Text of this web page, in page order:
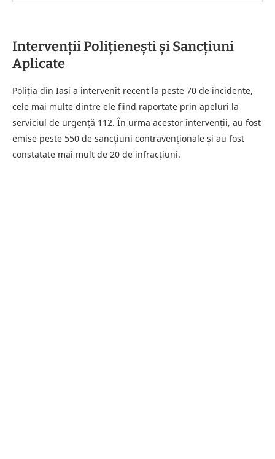
Intervenții Polițienești și Sancțiuni
Aplicate
Poliția din Iași a intervenit recent la peste 70 de incidente,
cele mai multe dintre ele fiind raportate prin apeluri la
serviciul de urgență 112. În urma acestor intervenții, au fost
emise peste 550 de sancțiuni contravenționale și au fost
constatate mai mult de 20 de infracțiuni.